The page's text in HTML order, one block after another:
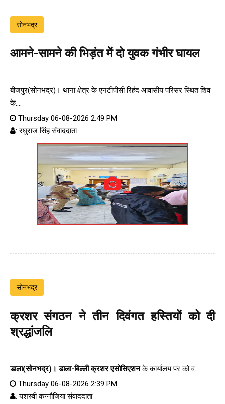
सोनभद्र
आमने-सामने की भिड़ंत में दो युवक गंभीर घायल
बीजपुर(सोनभद्र)। थाना क्षेत्र के एनटीपीसी रिहंद आवासीय परिसर स्थित शिव
के....
Thursday 06-08-2026 2:49 PM
: रघुराज सिंह संवाददाता
सोनभद्र
क्रशर संगठन ने तीन दिवंगत हस्तियों को दी
श्रद्धांजलि
डाला(सोनभद्र)। डाला-बिल्ली क्रशर एसोसिएशनके कार्यालय पर को व....
Thursday 06-08-2026 2:39 PM
: यशस्वी कन्नौजिया संवाददाता